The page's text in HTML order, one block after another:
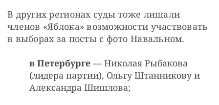
В других регионах суды тоже лишали
членов «Яблока» возможности участвовать
в выборах за посты с фото Навальном.
в Петербурге — Николая Рыбакова
(лидера партии), Ольгу Штанникову и
Александра Шишлова;